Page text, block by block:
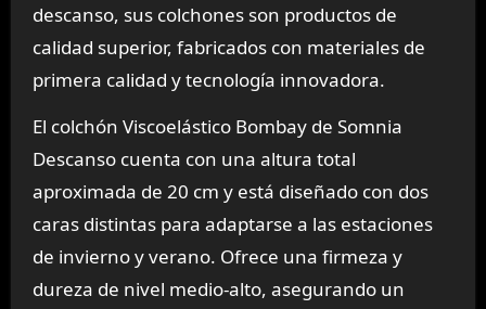
descanso, sus colchones son productos de
calidad superior, fabricados con materiales de
primera calidad y tecnología innovadora.
El colchón Viscoelástico Bombay de Somnia
Descanso cuenta con una altura total
aproximada de 20 cm y está diseñado con dos
caras distintas para adaptarse a las estaciones
de invierno y verano. Ofrece una firmeza y
dureza de nivel medio-alto, asegurando un